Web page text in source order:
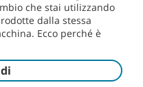
che stai utilizzando
dalla stessa
Ecco perché è